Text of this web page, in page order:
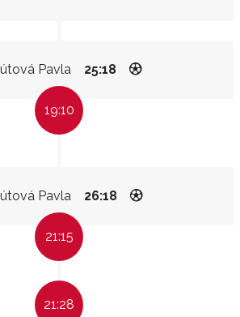
Pavla 25:18
19:10
Pavla 26:18
21:15
21:28